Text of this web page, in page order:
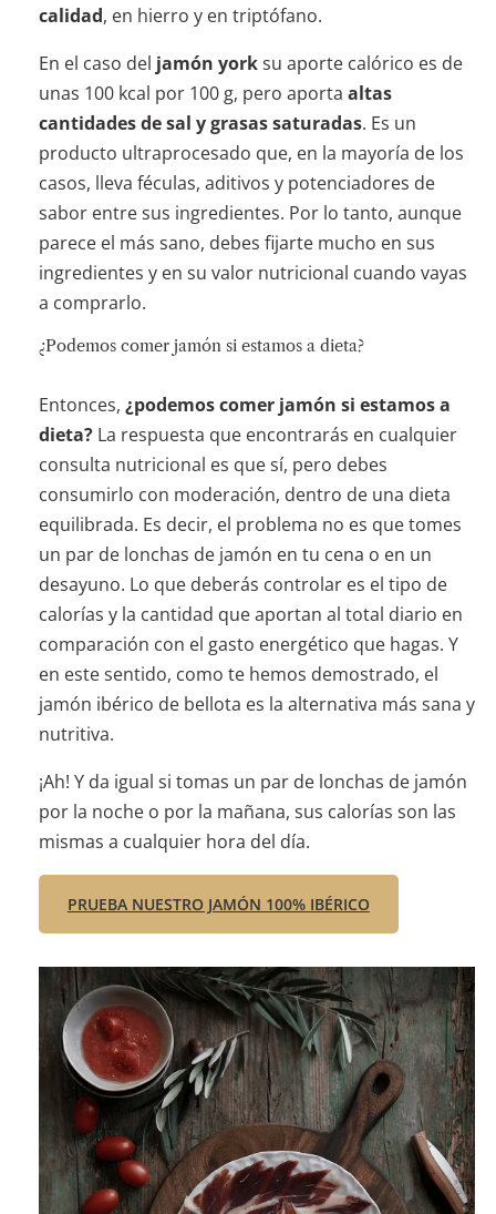
calidad, en hierro y en triptófano.
En el caso del jamón yorksu aporte calórico es de
unas 100 kcal por 100 g, pero aporta altas
cantidades de sal y grasas saturadas. Es un
producto ultraprocesado que, en la mayoría de los
casos, lleva féculas, aditivos y potenciadores de
sabor entre sus ingredientes. Por lo tanto, aunque
parece el más sano, debes fijarte mucho en sus
ingredientes y en su valor nutricional cuando vayas
a comprarlo.
¿Podemos comer jamón si estamos a dieta?
Entonces, ¿podemos comer jamón si estamos a
dieta?La respuesta que encontrarás en cualquier
consulta nutricional es que sí, pero debes
consumirlo con moderación, dentro de una dieta
equilibrada. Es decir, el problema no es que tomes
un par de lonchas de jamón en tu cena o en un
desayuno. Lo que deberás controlar es el tipo de
calorías y la cantidad que aportan al total diario en
comparación con el gasto energético que hagas. Y
en este sentido, como te hemos demostrado, el
jamón ibérico de bellota es la alternativa más sana y
nutritiva.
¡Ah! Y da igual si tomas un par de lonchas de jamón
por la noche o por la mañana, sus calorías son las
mismas a cualquier hora del día.
PRUEBA NUESTRO JAMÓN 100% IBÉRICO